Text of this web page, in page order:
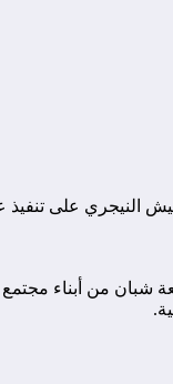
على تنفيذ
من أبناء